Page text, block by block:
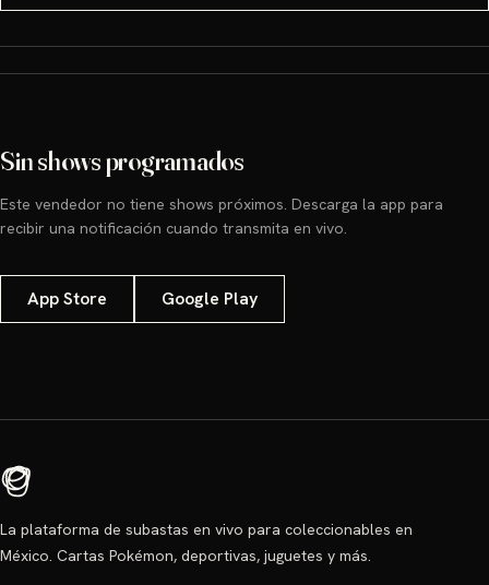
Sin shows programados
Este vendedor no tiene shows próximos. Descarga la app para
recibir una notificación cuando transmita en vivo.
App Store Google Play
La plataforma de subastas en vivo para coleccionables en
México. Cartas Pokémon, deportivas, juguetes y más.